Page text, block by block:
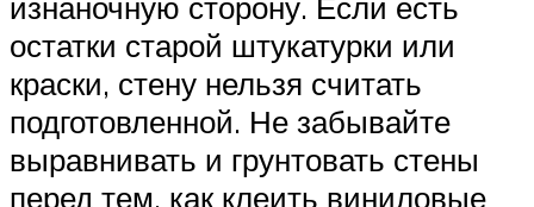
остатки старой штукатурки или
краски, стену нельзя считать
подготовленной. Не забывайте
выравнивать и грунтовать стены
перед тем, как клеить виниловые